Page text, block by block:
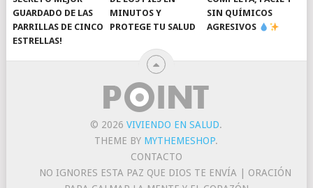
GUARDADO DE LAS
PARRILLAS DE CINCO
ESTRELLAS!
MINUTOS Y
PROTEGE TU SALUD
SIN QUÍMICOS
AGRESIVOS
© 2026VIVIENDO EN SALUD.
THEME BY MYTHEMESHOP.
CONTACTO
NO IGNORES ESTA PAZ QUE DIOS TE ENVÍA | ORACIÓN